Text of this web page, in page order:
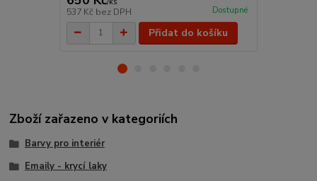
537 Kč bez DPH Dostupné
Přidat do košíku
Zboží zařazeno v kategoriích
Barvy pro interiér
Emaily - krycí laky